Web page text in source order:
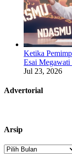
Ketika
Esai
Jul 23, 2026
Advertorial
Arsip
Arsip